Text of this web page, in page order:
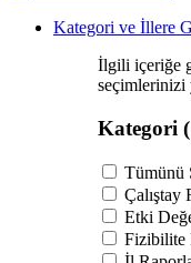
Kategori ve İllere
İlgili içeriğe
seçimlerinizi
Kategori
Tümünü
Çalıştay
Etki
Fizibilite